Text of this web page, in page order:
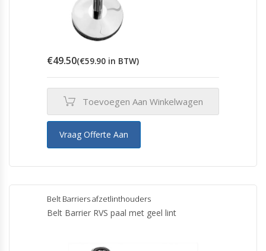
€49.50(€59.90 in BTW)
Toevoegen Aan Winkelwagen
Vraag Offerte Aan
Belt Barriers afzetlinthouders
Belt Barrier RVS paal met geel lint